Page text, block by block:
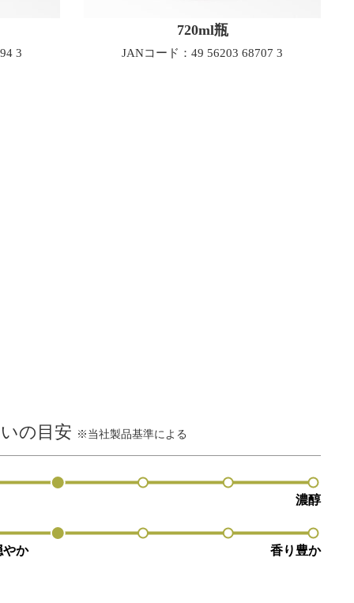
3
720ml瓶
JANコード：49 56203 68707 3
の目安 ※当社製品基準による
濃醇
やか 香り豊か